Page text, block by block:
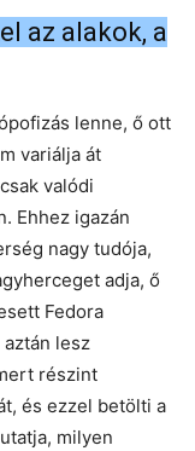
az alakok, a
lenne, ő ott
variálja át
valódi
Ehhez igazán
nagy tudója,
adja, ő
Fedora
lesz
részint
és ezzel betölti a
milyen